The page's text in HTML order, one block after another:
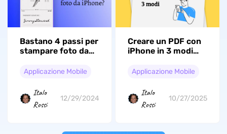
Bastano 4 passi per
stampare foto da
con iOS 26)
Applicazione Mobile
Italo
Rossi
12/29/2024
Creare un PDF con
iPhone in 3 modi
iOS 26)
Applicazione Mobile
Italo
Rossi
10/27/2025